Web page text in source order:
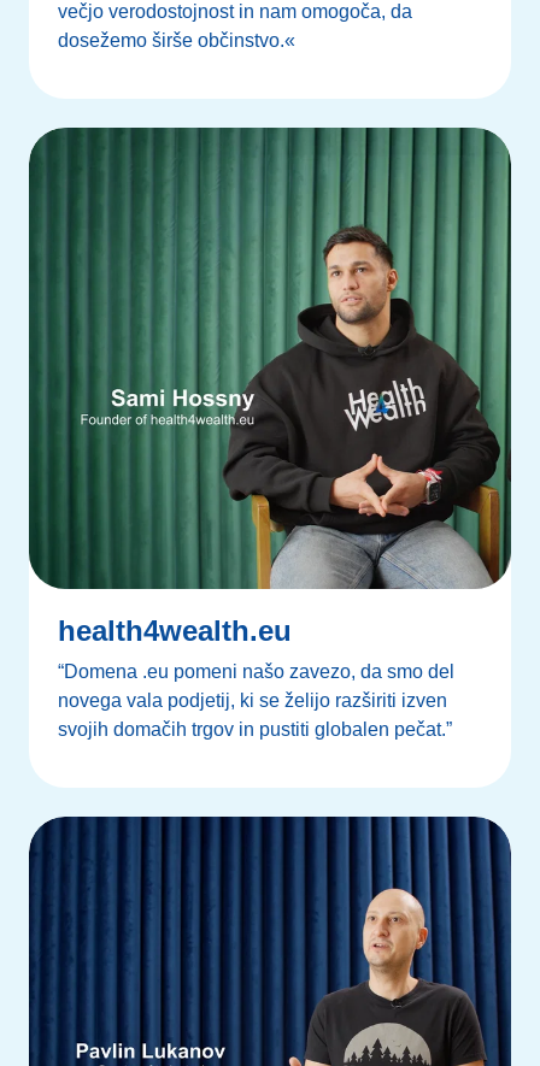
večjo verodostojnost in nam omogoča, da
dosežemo širše občinstvo.«
health4wealth.eu
“Domena .eu pomeni našo zavezo, da smo del
novega vala podjetij, ki se želijo razširiti izven
svojih domačih trgov in pustiti globalen pečat.”